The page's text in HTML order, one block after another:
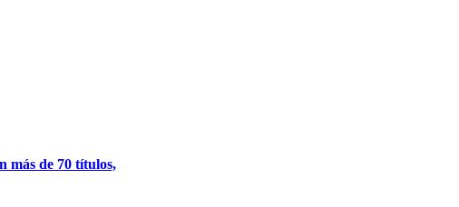
más de 70 títulos,